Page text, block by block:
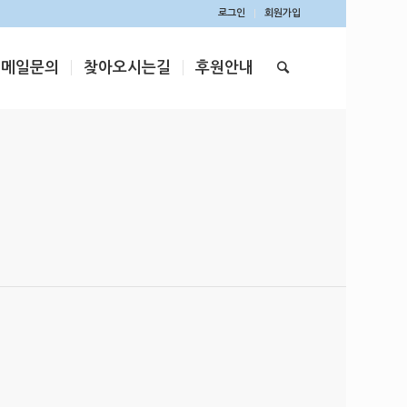
로그인 회원가입
일문의 찾아오시는길 후원안내